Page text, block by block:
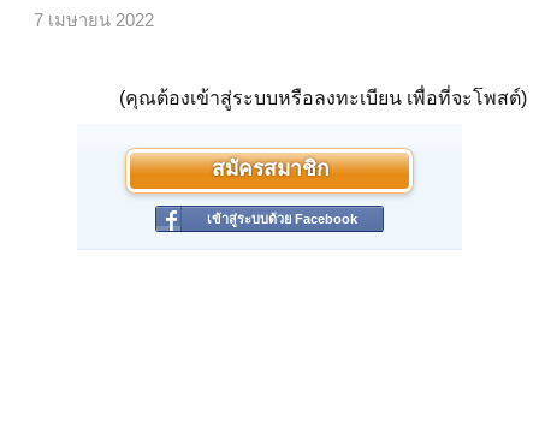
7 เมษายน 2022
(คุณต้องเข้าสู่ระบบหรือลงทะเบียน เพื่อที่จะโพสต์)
สมัครสมาชิก
เข้าสู่ระบบด้วย Facebook